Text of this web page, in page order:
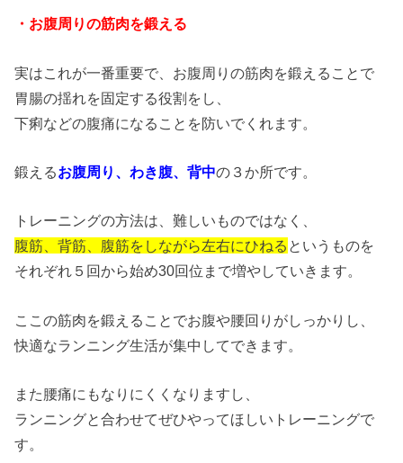
・お腹周りの筋肉を鍛える
実はこれが一番重要で、お腹周りの筋肉を鍛えることで
胃腸の揺れを固定する役割をし、
下痢などの腹痛になることを防いでくれます。
鍛えるお腹周り、わき腹、背中の３か所です。
トレーニングの方法は、難しいものではなく、
腹筋、背筋、腹筋をしながら左右にひねる というものを
それぞれ５回から始め30回位まで増やしていきます。
ここの筋肉を鍛えることでお腹や腰回りがしっかりし、
快適なランニング生活が集中してできます。
また腰痛にもなりにくくなりますし、
ランニングと合わせてぜひやってほしいトレーニングで
す。